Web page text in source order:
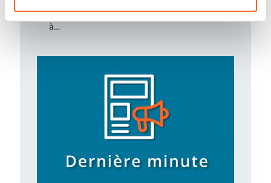
français des drones de sécurité commence
à…